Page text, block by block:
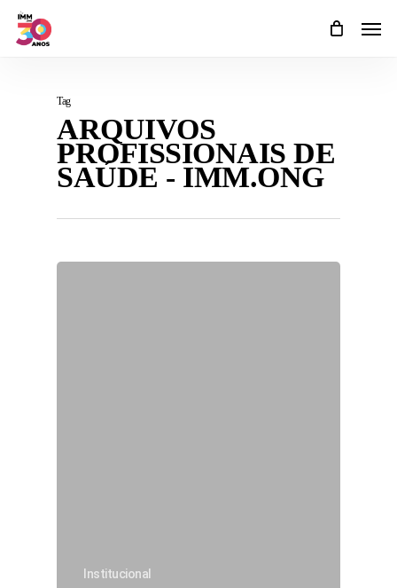
Skip
main
Tag
ARQUIVOS
PROFISSIONAIS DE
SAÚDE - IMM.ONG
Institucional